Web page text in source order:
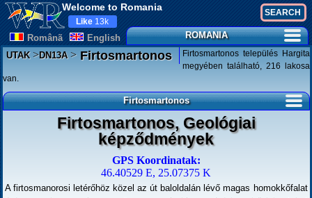
Welcome to Romania
Românã English
Like 13k
ROMANIA
UTAK>DN13A>Firtosmartonos
Firtosmartonos település Hargita
megyében található, 216 lakosa
van.
Firtosmartonos
Firtosmartonos, Geológiai
képződmények
GPS Koordinatak:
46.40529 E, 25.07375 K
A firtosmanorosi letérőhöz közel az út baloldalán lévő magas homokkőfalat